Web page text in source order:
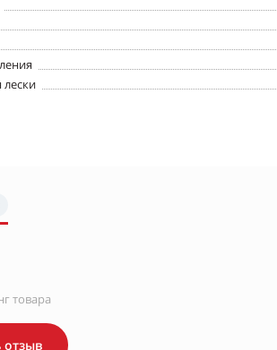
товара
отзыв